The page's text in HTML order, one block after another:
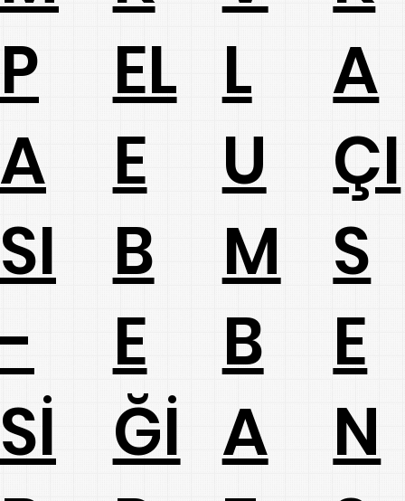
P
A
SI
-
Sİ
EL
E
B
E
Ğİ
L
U
M
B
A
A
ÇI
S
E
N